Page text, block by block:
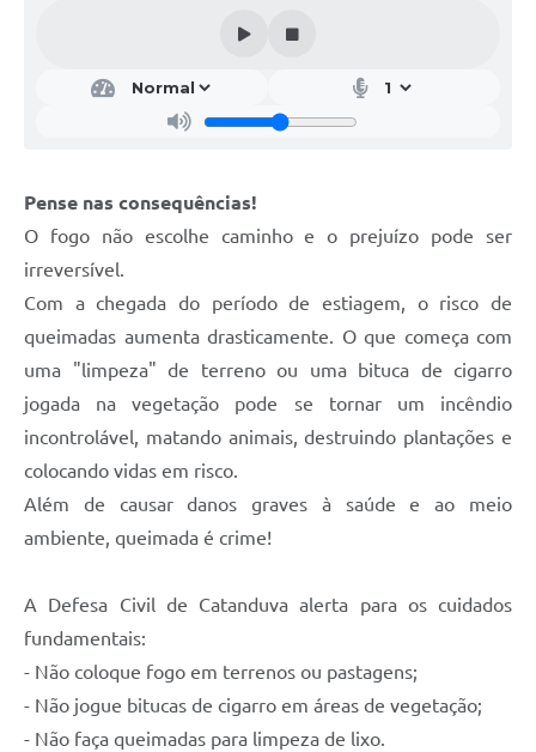
A Prefeitura
Jornal
Agenda
SIC
Diário Oficial
Editais
Pense nas consequências!
O fogo não escolhe caminho e o prejuízo pode ser
irreversível.
Com a chegada do período de estiagem, o risco de
queimadas aumenta drasticamente. O que começa com
uma "limpeza" de terreno ou uma bituca de cigarro
jogada na vegetação pode se tornar um incêndio
incontrolável, matando animais, destruindo plantações e
colocando vidas em risco.
Além de causar danos graves à saúde e ao meio
ambiente, queimada é crime!
A Defesa Civil de Catanduva alerta para os cuidados
fundamentais:
- Não coloque fogo em terrenos ou pastagens;
- Não jogue bitucas de cigarro em áreas de vegetação;
- Não faça queimadas para limpeza de lixo.